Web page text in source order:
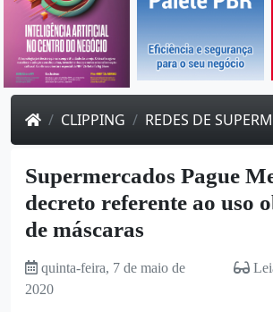
CLIPPING REDES DE
Supermercados Pague
decreto referente ao uso
de máscaras
quinta-feira, 7 de maio de
2020